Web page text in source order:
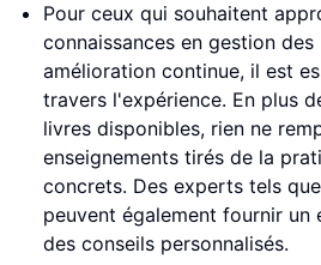
Pour ceux qui souhaitent
connaissances en gestion
amélioration continue, il est
travers l'expérience. En plus
livres disponibles, rien ne
enseignements tirés de la
concrets. Des experts tels
peuvent également fournir un
des conseils personnalisés.